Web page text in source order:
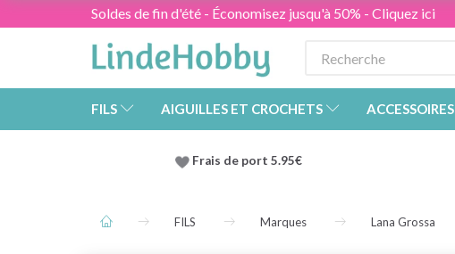
Soldes de fin d'été - Économisez jusqu'à 50% - Cliquez ici
FILS AIGUILLES ET CROCHETS ACCESSOIRES
Frais de port 5.95€
FILS Marques Lana Grossa